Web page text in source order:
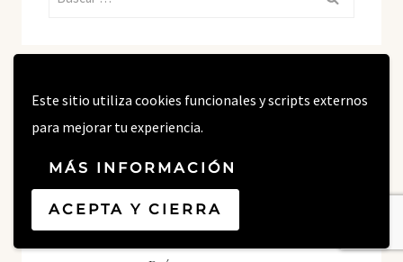
Este sitio utiliza cookies funcionales y scripts externos
para mejorar tu experiencia.
MÁS INFORMACIÓN
ACEPTA Y CIERRA
En Redes Sociales